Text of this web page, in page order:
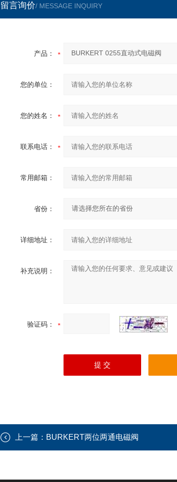
留言询价/ MESSAGE INQUIRY
产品：
您的单位：
您的姓名：
联系电话：
常用邮箱：
省份：
详细地址：
补充说明：
验证码：
上一篇： BURKERT两位两通电磁阀